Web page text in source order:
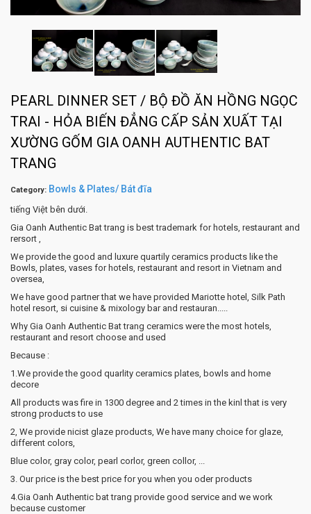
PEARL DINNER SET / BỘ ĐỒ ĂN HỒNG NGỌC
TRAI - HỎA BIẾN ĐẲNG CẤP SẢN XUẤT TẠI
XƯỜNG GỐM GIA OANH AUTHENTIC BAT
TRANG
Category: Bowls & Plates/ Bát đĩa
tiếng Việt bên dưới.
Gia Oanh Authentic Bat trang is best trademark for hotels, restaurant and
rersort ,
We provide the good and luxure quartily ceramics products like the
Bowls, plates, vases for hotels, restaurant and resort in Vietnam and
oversea,
We have good partner that we have provided Mariotte hotel, Silk Path
hotel resort, si cuisine & mixology bar and restauran.....
Why Gia Oanh Authentic Bat trang ceramics were the most hotels,
restaurant and resort choose and used
Because :
1.We provide the good quarlity ceramics plates, bowls and home
decore
All products was fire in 1300 degree and 2 times in the kinl that is very
strong products to use
2, We provide nicist glaze products, We have many choice for glaze,
different colors,
Blue color, gray color, pearl corlor, green collor, ...
3. Our price is the best price for you when you oder products
4.Gia Oanh Authentic bat trang provide good service and we work
because customer